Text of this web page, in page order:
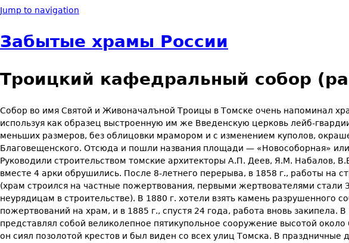
Jump to navigation
Забытые храмы России
Троицкий кафедральный собор
Собор во имя Святой и Живоначалъной Троицы в Томске очень напо­минал
используя как образец вы­строенную им же Введенскую церковь лейб-
меньших размеров, без облицовки мрамором и с изме­нением куполов,
Благовещенского. Отсюда и пошли названия площади — «Новособорная»
Руководили строительством томские архи­текторы А.П. Деев, Я.М. Набалов,
вме­сте 4 арки обрушились. После 8-летнего перерыва, в 1858 г., работы на
(храм строился на частные по­жертвования, первыми жертвователями
неурядицам в строительстве). В 1880 г. хотели взять ка­мень разрушенного
пожертвований на храм, и в 1885 г., спустя 24 года, работа вновь
представлял собой великолепное пятикупольное соору­жение высотой
он сиял позо­лотой крестов и был виден со всех улиц Томска. В